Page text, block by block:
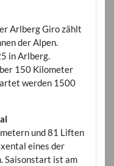
Arlberg Giro zählt
der Alpen.
in Arlberg.
150 Kilometer
werden 1500
und 81 Liften
eines der
Saisonstart ist am